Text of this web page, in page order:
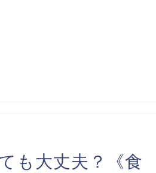
も大丈夫？《食